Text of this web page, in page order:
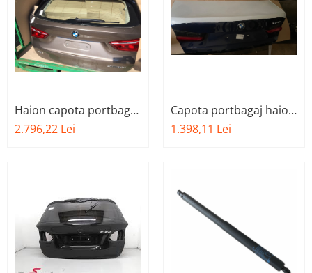
Haion capota portbagaj
BMW X1 F48 haion
2.796,22 Lei
Capota portbagaj haion
BMW seria 3 G20
1.398,11 Lei